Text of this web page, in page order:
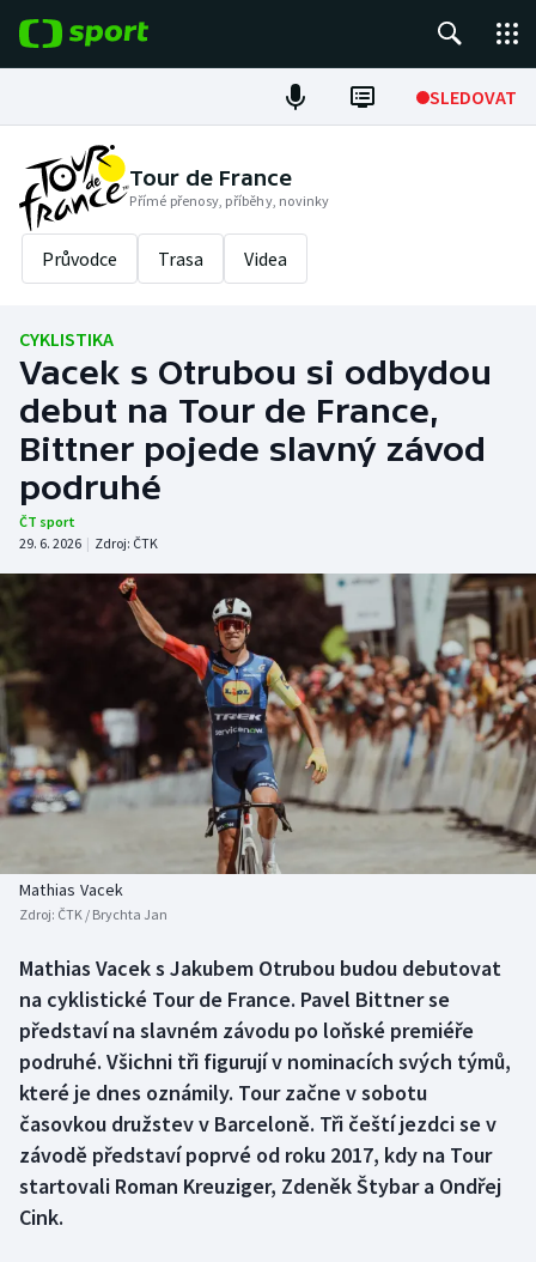
SLEDOVAT
Fotbal
Hokej
Tenis
Cyklistika
DALŠÍ SPORTY
Americký fotbal
Baseball a softbal
Basketbal
Boby a skeleton
Box
Dostihy
Florbal
Futsal
Golf
Gymnastika
Házená
NEPŘEHLÉDNĚTE
Soutěže
Historické návraty
Aplikace ČT sport
AZ kvíz
Tour de France
Přímé přenosy, příběhy, novinky
Průvodce Trasa Videa
CYKLISTIKA
Vacek s Otrubou si odbydou
debut na Tour de France,
Bittner pojede slavný závod
podruhé
ČT sport
29. 6. 2026 | Zdroj: ČTK
Mathias Vacek
Zdroj: ČTK / Brychta Jan
Mathias Vacek s Jakubem Otrubou budou debutovat
na cyklistické Tour de France. Pavel Bittner se
představí na slavném závodu po loňské premiéře
podruhé. Všichni tři figurují v nominacích svých týmů,
které je dnes oznámily. Tour začne v sobotu
časovkou družstev v Barceloně. Tři čeští jezdci se v
závodě představí poprvé od roku 2017, kdy na Tour
startovali Roman Kreuziger, Zdeněk Štybar a Ondřej
Cink.